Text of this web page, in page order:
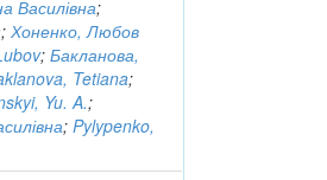
Василівна;
;Хоненко, Любов
;Бакланова,
Tetiana;
Yu. A.;
;Pylypenko,